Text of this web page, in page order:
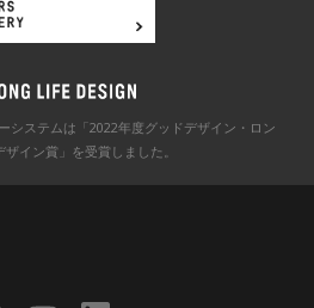
システムは「2022年度グッドデザイン・ロン
ザイン賞」を受賞しました。